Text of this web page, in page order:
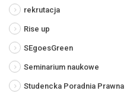
rekrutacja
Rise up
SEgoesGreen
Seminarium naukowe
Studencka Poradnia Prawna